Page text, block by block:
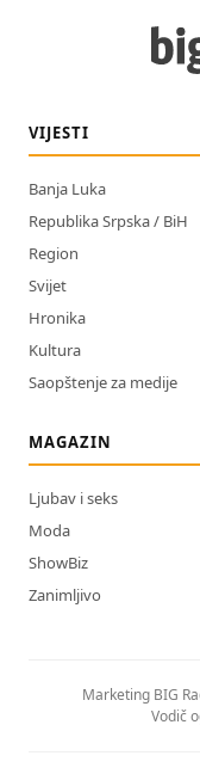
VIJESTI
Banja Luka
Republika Srpska / BiH
Region
Svijet
Hronika
Kultura
Saopštenje za medije
MAGAZIN
Ljubav i seks
Moda
ShowBiz
Zanimljivo
Marketing BIG
Vodič